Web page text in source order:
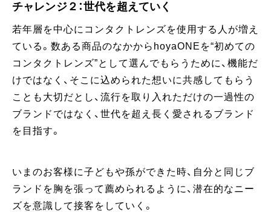
チャレンジ２：世代を超えていく
若年層を中心にコンタクトレンズを使用する人が増え
ている。数ある商品のなかからhoyaONEを“初めての
コンタクトレンズ”として選んでもらうために、機能だ
けではなく、そこに込められた想いに共感してもらう
ことも大切だとし、流行を取り入れただけの一過性の
ブランドではなく、世代を超え長く愛されるブランド
を目指す。
いまのお客様に子どもや孫ができた時、自分と同じブ
ランドを胸を張って薦められるように、潜在的なニー
ズを意識して接客をしていく。